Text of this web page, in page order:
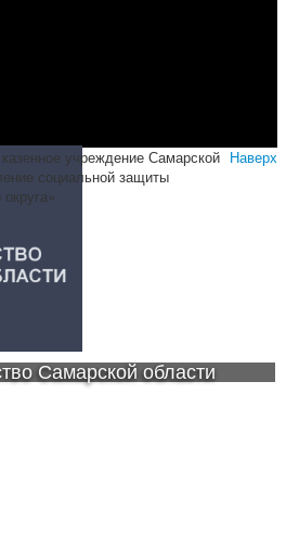
Самарской области
Наверх
учреждение Самарской
социальной защиты